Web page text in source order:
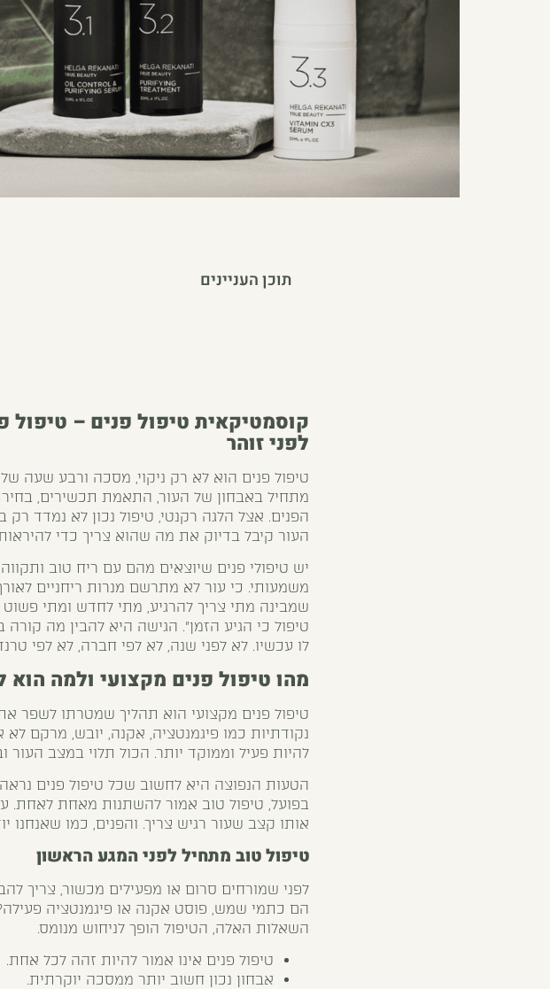
תוכן העניינים
קוסמטיקאית טיפול פנים
לפני זוהר
טיפול פנים הוא לא רק ניקוי, מסכה ורבע שעה
מתחיל באבחון של העור, התאמת תכשירים,
הפנים. אצל הלגה רקנטי, טיפול נכון לא נמדד
העור קיבל בדיוק את מה שהוא צריך כדי להיראות
יש טיפולי פנים שיוצאים מהם עם ריח טוב
משמעותי. כי עור לא מתרשם מנרות ריחניים
שמבינה מתי צריך להרגיע, מתי לחדש ומתי
טיפול כי הגיע הזמן”. הגישה היא להבין מה
לו עכשיו. לא לפני שנה, לא לפי חברה, לא לפי
מהו טיפול פנים מקצועי ולמה הוא
טיפול פנים מקצועי הוא תהליך שמטרתו לשפר
נקודתיות כמו פיגמנטציה, אקנה, יובש, מרקם לא
להיות פעיל וממוקד יותר. הכול תלוי במצב העור
הטעות הנפוצה היא לחשוב שכל טיפול פנים נראה
בפועל, טיפול טוב אמור להשתנות מאחת לאחת.
אותו קצב שעור רגיש צריך. והפנים, כמו שאנחנו
טיפול טוב מתחיל לפני המגע הראשון
לפני שמורחים סרום או מפעילים מכשור, צריך
הם כתמי שמש, פוסט אקנה או פיגמנטציה
השאלות האלה, הטיפול הופך לניחוש מנומס.
טיפול פנים אינו אמור להיות זהה לכל אחת.
אבחון נכון חשוב יותר ממסכה יוקרתית.